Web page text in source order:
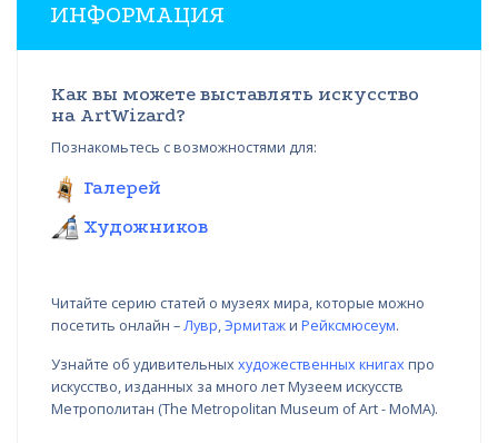
ИНФОРМАЦИЯ
Как вы можете выставлять искусство
на ArtWizard?
Познакомьтесь с возможностями для:
Галерей
Художников
Читайте серию статей о музеях мира, которые можно
посетить онлайн –Лувр,Эрмитажи Рейксмюсеум.
Узнайте об удивительных художественных книгах про
искусство, изданных за много лет Музеем искусств
Метрополитан (The Metropolitan Museum of Art - MoMA).